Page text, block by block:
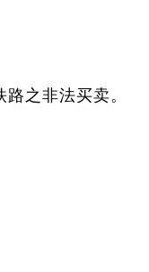
之非法买卖。